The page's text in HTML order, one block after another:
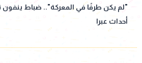
"لم يكن طرفًا في المعركة".. ضباط
أحداث عبرا